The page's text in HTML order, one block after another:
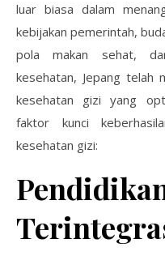
luar biasa dalam
kebijakan pemerintah,
pola makan sehat,
kesehatan, Jepang telah
kesehatan gizi yang
faktor kunci
kesehatan gizi: